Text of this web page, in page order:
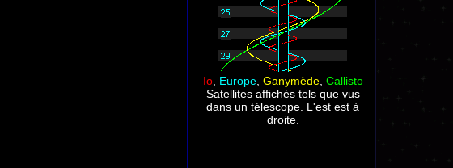
Io, Europe, Ganymède, Callisto
Satellites affichés tels que vus
dans un télescope. L'est est à
droite.